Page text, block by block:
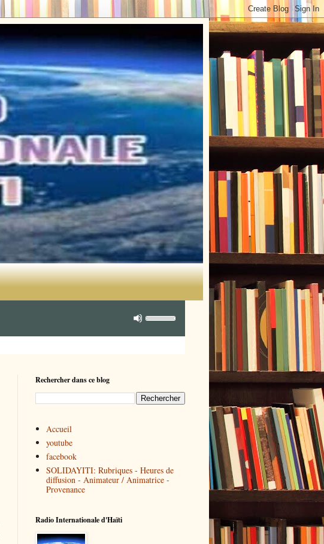
Rechercher dans ce blog
Accueil
youtube
facebook
SOLIDAYITI: Rubriques - Heures de
diffusion - Animateur / Animatrice -
Provenance
Radio Internationale d'Haïti